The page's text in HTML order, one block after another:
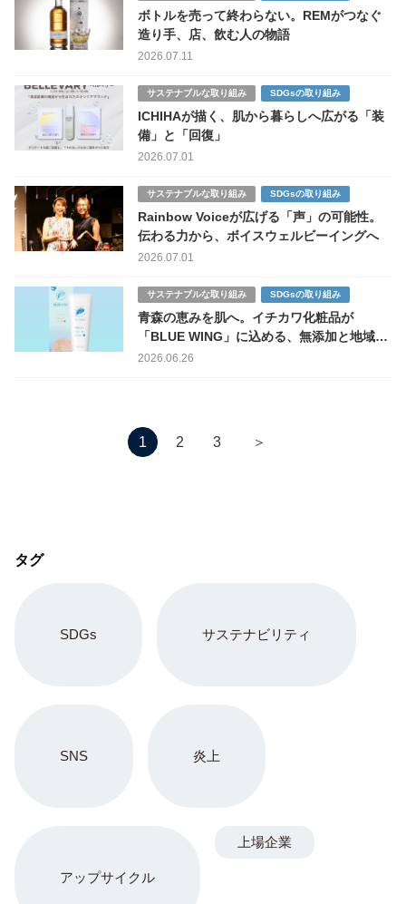
ボトルを売って終わらない。REMがつなぐ
造り手、店、飲む人の物語
2026.07.11
サステナブルな取り組み SDGsの取り組み
ICHIHAが描く、肌から暮らしへ広がる「装
備」と「回復」
2026.07.01
サステナブルな取り組み SDGsの取り組み
Rainbow Voiceが広げる「声」の可能性。
伝わる力から、ボイスウェルビーイングへ
2026.07.01
サステナブルな取り組み SDGsの取り組み
青森の恵みを肌へ。イチカワ化粧品が
「BLUE WING」に込める、無添加と地域資
源へのまなざし
2026.06.26
1 2 3 ＞
タグ
SDGs サステナビリティ
SNS 炎上
アップサイクル
上場企業